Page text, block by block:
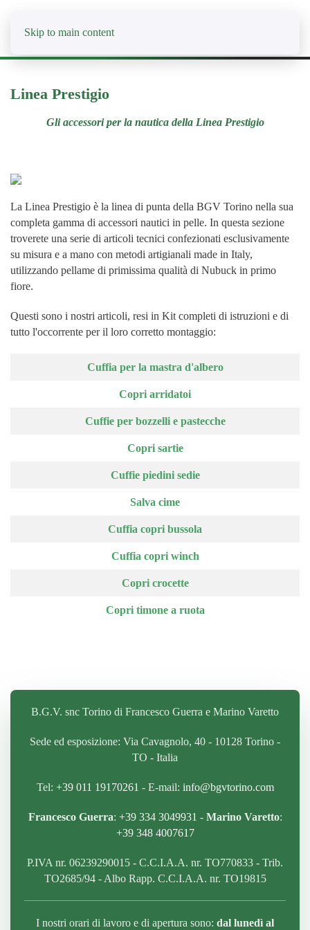
Skip to main content
Linea Prestigio
Gli accessori per la nautica della Linea Prestigio
La Linea Prestigio è la linea di punta della BGV Torino nella sua
completa gamma di accessori nautici in pelle. In questa sezione
troverete una serie di articoli tecnici confezionati esclusivamente
su misura e a mano con metodi artigianali made in Italy,
utilizzando pellame di primissima qualità di Nubuck in primo
fiore.
Questi sono i nostri articoli, resi in Kit completi di istruzioni e di
tutto l'occorrente per il loro corretto montaggio:
Cuffia per la mastra d'albero
Copri arridatoi
Cuffie per bozzelli e pastecche
Copri sartie
Cuffie piedini sedie
Salva cime
Cuffia copri bussola
Cuffia copri winch
Copri crocette
Copri timone a ruota
B.G.V. snc Torino di Francesco Guerra e Marino Varetto
Sede ed esposizione: Via Cavagnolo, 40 - 10128 Torino -
TO - Italia
Tel: +39 011 19170261 - E-mail: info@bgvtorino.com
Francesco Guerra: +39 334 3049931 - Marino Varetto:
+39 348 4007617
P.IVA nr. 06239290015 - C.C.I.A.A. nr. TO770833 - Trib.
TO2685/94 - Albo Rapp. C.C.I.A.A. nr. TO19815
I nostri orari di lavoro e di apertura sono: dal lunedì al